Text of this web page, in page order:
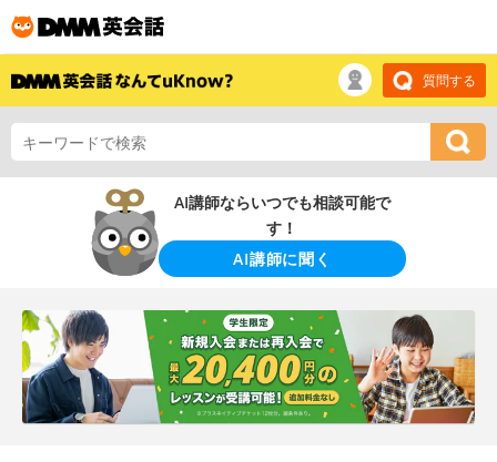
質問する
AI講師ならいつでも相談可能で
す！
AI講師に聞く